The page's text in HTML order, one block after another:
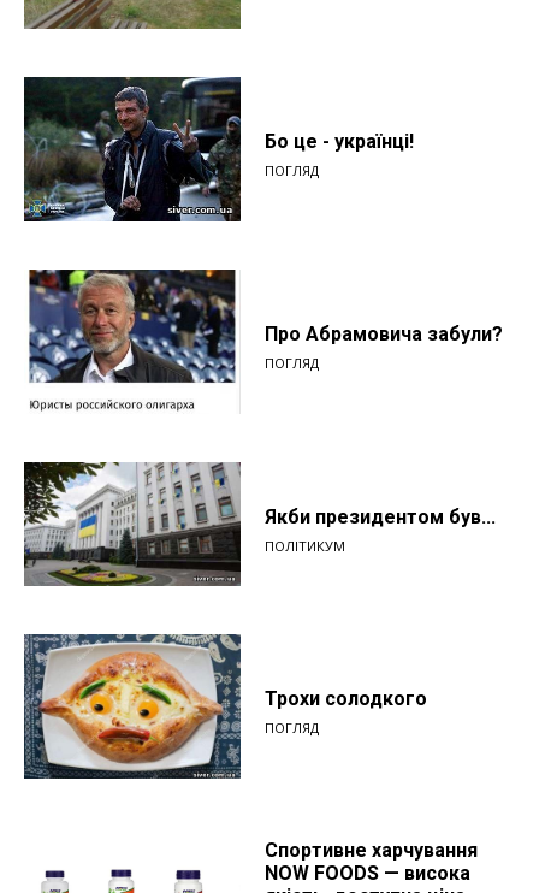
Бо це - українці!
ПОГЛЯД
Про Абрамовича забули?
ПОГЛЯД
Якби президентом був...
ПОЛІТИКУМ
Трохи солодкого
ПОГЛЯД
Спортивне харчування
NOW FOODS — висока